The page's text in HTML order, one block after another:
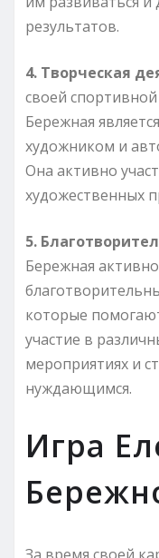
результатов.
4. Творческая
своей
Бережная
художником и
Она активно
художественных
5.
Бережная
которые
участие в
мероприятиях и
нуждающимся.
Игра